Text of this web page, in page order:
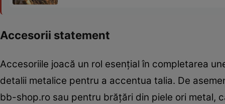
Accesorii statement
Accesoriile joacă un rol esențial în completarea
detalii metalice pentru a accentua talia. De
bb-shop.ro sau pentru brățări din piele ori metal,